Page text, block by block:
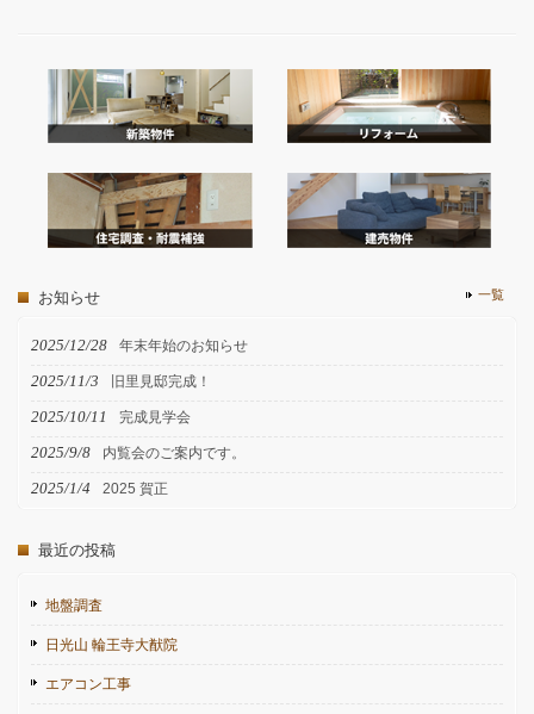
お知らせ 一覧
2025/12/28 年末年始のお知らせ
2025/11/3 旧里見邸完成！
2025/10/11 完成見学会
2025/9/8 内覧会のご案内です。
2025/1/4 2025 賀正
最近の投稿
地盤調査
日光山 輪王寺大猷院
エアコン工事